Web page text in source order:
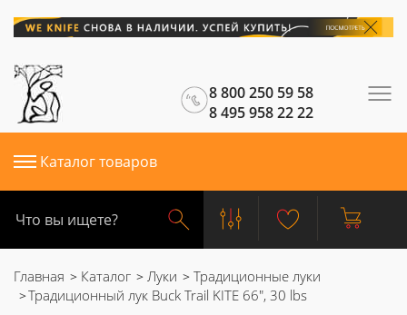
8 800 250 59 58
8 495 958 22 22
Каталог товаров
Главная Каталог Луки
Традиционные луки
Традиционный лук Buck Trail KITE 66", 30 lbs